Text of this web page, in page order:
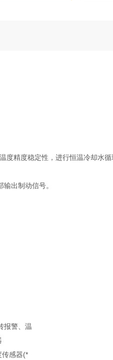
精度稳定性，进行恒温冷却水循
出制动信号。
报警、温
传感器(*